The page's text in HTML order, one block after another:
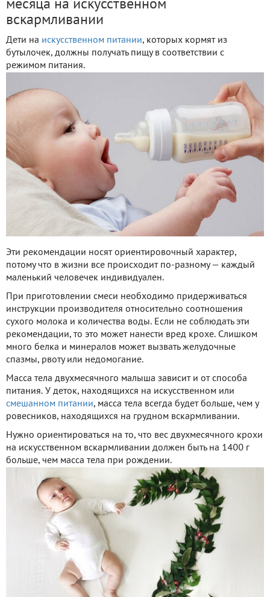
месяца на искусственном
вскармливании
Дети на искусственном питании, которых кормят из
бутылочек, должны получать пищу в соответствии с
режимом питания.
Эти рекомендации носят ориентировочный характер,
потому что в жизни все происходит по-разному — каждый
маленький человечек индивидуален.
При приготовлении смеси необходимо придерживаться
инструкции производителя относительно соотношения
сухого молока и количества воды. Если не соблюдать эти
рекомендации, то это может нанести вред крохе. Слишком
много белка и минералов может вызвать желудочные
спазмы, рвоту или недомогание.
Масса тела двухмесячного малыша зависит и от способа
питания. У деток, находящихся на искусственном или
смешанном питании, масса тела всегда будет больше, чем у
ровесников, находящихся на грудном вскармливании.
Нужно ориентироваться на то, что вес двухмесячного крохи
на искусственном вскармливании должен быть на 1400 г
больше, чем масса тела при рождении.